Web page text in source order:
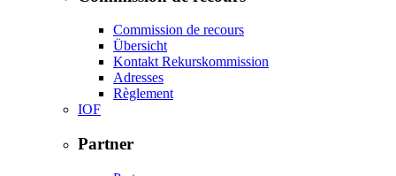
Commission de recours
Übersicht
Kontakt Rekurskommission
Adresses
Règlement
IOF
Partner